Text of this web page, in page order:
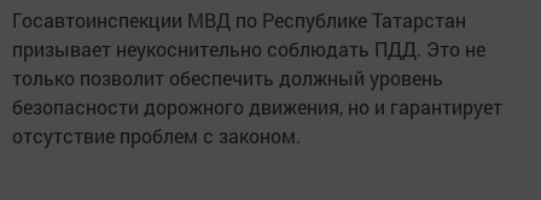
Госавтоинспекции МВД по Республике Татарстан
призывает неукоснительно соблюдать ПДД. Это не
только позволит обеспечить должный уровень
безопасности дорожного движения, но и гарантирует
отсутствие проблем с законом.